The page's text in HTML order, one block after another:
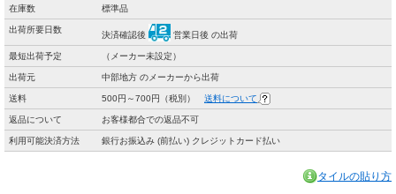
在庫数 標準品
出荷所要日数
決済確認後 営業日後 の出荷
最短出荷予定 （メーカー未設定）
出荷元 中部地方 のメーカーから出荷
送料 500円～700円（税別） 送料について
返品について お客様都合での返品不可
利用可能決済方法 銀行お振込み (前払い) クレジットカード払い
タイルの貼り方